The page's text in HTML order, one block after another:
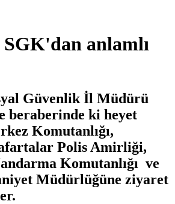
anlamlı
Güvenlik İl Müdürü
beraberinde ki heyet
Komutanlığı,
Polis Amirliği,
Komutanlığı ve
Müdürlüğüne ziyaret